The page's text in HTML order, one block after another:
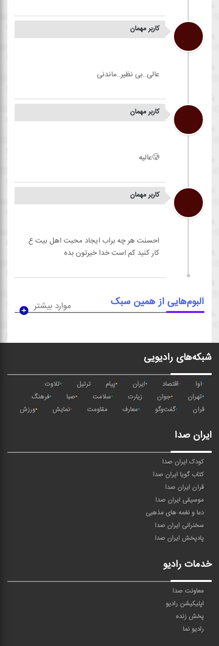
کاربر مهمان
کاربر مهمان
کاربر مهمان
احسنت هر چه براب ایجاد محبت اهل بیت ع
آلبوم‌هایی از همین سبک موارد بیشتر
شبکه‌های رادیویی
آوا اقتصاد ایران پیام ترتیل
تلاوت
تهران
جوان زیارت سلامت صبا
فرهنگ
قرآن
گفت‌وگو معارف مقاومت نمایش ورزش
ایران صدا
کودک ایران صدا
کتاب گویا ایران صدا
قرآن ایران صدا
موسیقی ایران صدا
دعا و نغمه های مذهبی
سخنرانی ایران صدا
پادپخش ایران صدا
خدمات رادیو
معاونت صدا
اپلیکیشن رادیو
پخش زنده
رادیو نما